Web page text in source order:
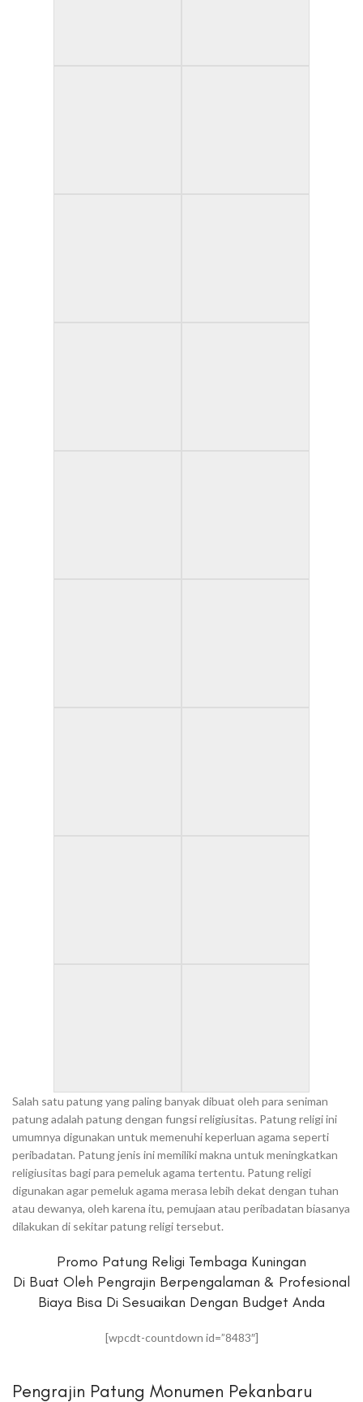
Salah satu patung yang paling banyak dibuat oleh para seniman
patung adalah patung dengan fungsi religiusitas. Patung religi ini
umumnya digunakan untuk memenuhi keperluan agama seperti
peribadatan. Patung jenis ini memiliki makna untuk meningkatkan
religiusitas bagi para pemeluk agama tertentu. Patung religi
digunakan agar pemeluk agama merasa lebih dekat dengan tuhan
atau dewanya, oleh karena itu, pemujaan atau peribadatan biasanya
dilakukan di sekitar patung religi tersebut.
Promo Patung Religi Tembaga Kuningan
Di Buat Oleh Pengrajin Berpengalaman & Profesional
Biaya Bisa Di Sesuaikan Dengan Budget Anda
[wpcdt-countdown id=”8483″]
Pengrajin Patung Monumen Pekanbaru